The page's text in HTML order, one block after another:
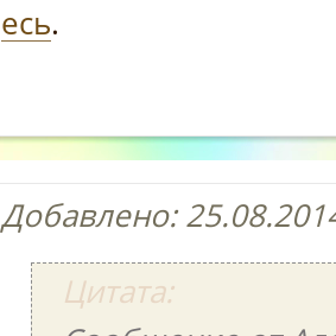
есь.
Добавлено:
Цитата: